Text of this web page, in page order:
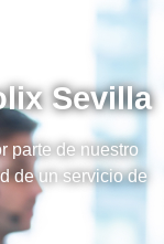
Sevilla
parte de nuestro
de un servicio de